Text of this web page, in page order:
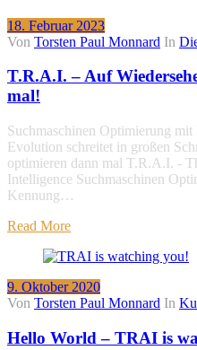
18. Februar 2023
Von Torsten Paul Monnard In
T.R.A.I. – Auf
mal!
Suchmaschinen Optimierung
Evolution schreitet in großen
optimieren dann mal T.R.A.I. -
Intelligence Suchmaschinen
Kennung…
Read More
9. Oktober 2020
Von Torsten Paul Monnard In
Hello World – TRAI is